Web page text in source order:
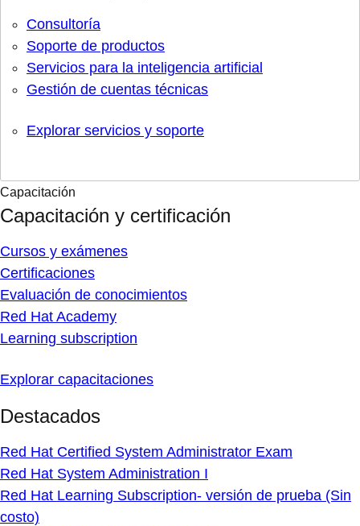
Consultoría
Soporte de productos
Servicios para la inteligencia artificial
Gestión de cuentas técnicas
Explorar servicios y soporte
Capacitación
Capacitación y certificación
Cursos y exámenes
Certificaciones
Evaluación de conocimientos
Red Hat Academy
Learning subscription
Explorar capacitaciones
Destacados
Red Hat Certified System Administrator Exam
Red Hat System Administration I
Red Hat Learning Subscription- versión de prueba (Sin
costo)